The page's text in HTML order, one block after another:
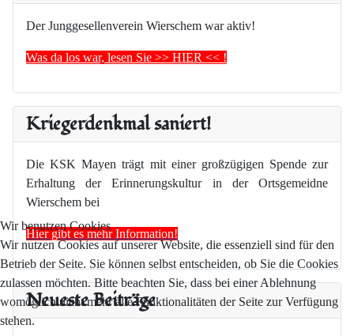
Der Junggesellenverein Wierschem war aktiv!
Was da los war, lesen Sie >> HIER << !
Kriegerdenkmal saniert!
Die KSK Mayen trägt mit einer großzügigen Spende zur
Erhaltung der Erinnerungskultur in der Ortsgemeidne
Wierschem bei
Hier gibt es mehr Information!
Neueste Beiträge
Wir benutzen Cookies
Wir nutzen Cookies auf unserer Website, die essenziell sind für den
Betrieb der Seite. Sie können selbst entscheiden, ob Sie die Cookies
zulassen möchten. Bitte beachten Sie, dass bei einer Ablehnung
womöglich nicht mehr alle Funktionalitäten der Seite zur Verfügung
stehen.